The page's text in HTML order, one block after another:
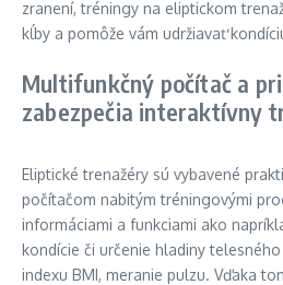
zranení, tréningy na eliptickom
kĺby a pomôže vám udržiavať
Multifunkčný počítač a
zabezpečia interaktívny
Eliptické trenažéry sú vybavené
počítačom nabitým tréningovými
informáciami a funkciami ako
kondície či určenie hladiny
indexu BMI, meranie pulzu. Vďaka